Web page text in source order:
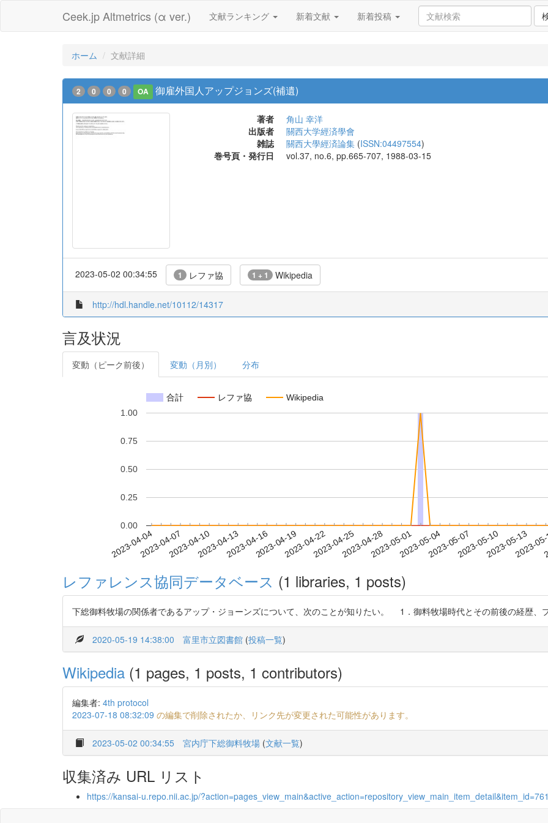
Ceek.jp Altmetrics (α ver.) 文献ランキング 新着文献 新着投稿
ホーム 文献詳細
2 0 0 0 OA 御雇外国人アップジョンズ(補遺)
著者
角山 幸洋
出版者
關西大学經済學會
雑誌
關西大學經済論集 (ISSN:04497554)
巻号頁・発行日
vol.37, no.6, pp.665-707, 1988-03-15
2023-05-02 00:34:55 1 レファ協 1 + 1 Wikipedia
http://hdl.handle.net/10112/14317
言及状況
変動（ピーク前後） 変動（月別） 分布
合計 レファ協 Wikipedia
2023-04-042023-04-072023-04-102023-04-132023-04-162023-04-192023-04-222023-04-252023-04-282023-05-012023-05-042023-05-072023-05-102023-05-13
2023-
0.00
0.25
0.50
0.75
1.00
レファレンス協同データベース (1 libraries, 1 posts)
下総御料牧場の関係者であるアップ・ジョーンズについて、次のことが知りたい。 1．御料牧場時代とその前後の経歴
2020-05-19 14:38:00 富里市立図書館 (投稿一覧)
Wikipedia (1 pages, 1 posts, 1 contributors)
編集者: 4th protocol
2023-07-18 08:32:09 の編集で削除されたか、リンク先が変更された可能性があります。
2023-05-02 00:34:55 宮内庁下総御料牧場 (文献一覧)
収集済み URL リスト
https://kansai-u.repo.nii.ac.jp/